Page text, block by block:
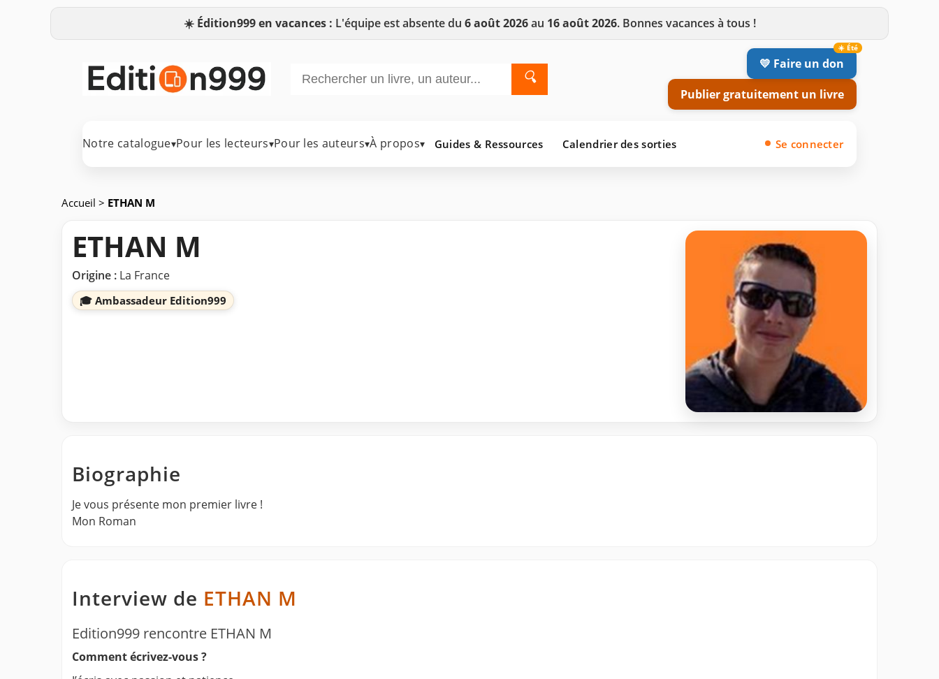
☀️ Édition999 en vacances : L'équipe est absente du 6 août 2026au 16 août 2026. Bonnes vacances à tous !
🔍
💛 Faire un don
Publier gratuitement un livre
Notre catalogue▾Pour les lecteurs▾Pour les auteurs▾À propos▾ Guides & Ressources Calendrier des sorties Se connecter
Accueil > ETHAN M
ETHAN M
Origine : La France
🎓 Ambassadeur Edition999
Biographie
Je vous présente mon premier livre !
Mon Roman
Interview de ETHAN M
Edition999 rencontre ETHAN M
Comment écrivez-vous ?